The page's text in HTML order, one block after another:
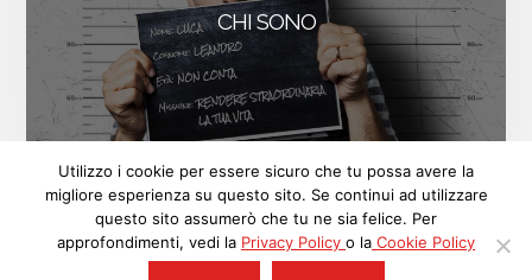
CHI SONO
FACEBOOK INSTAGRAM LINKEDIN
ISCRIVITI
Utilizzo i cookie per essere sicuro che tu possa avere la
migliore esperienza su questo sito. Se continui ad utilizzare
questo sito assumerò che tu ne sia felice. Per
approfondimenti, vedi la Privacy Policy o la Cookie Policy